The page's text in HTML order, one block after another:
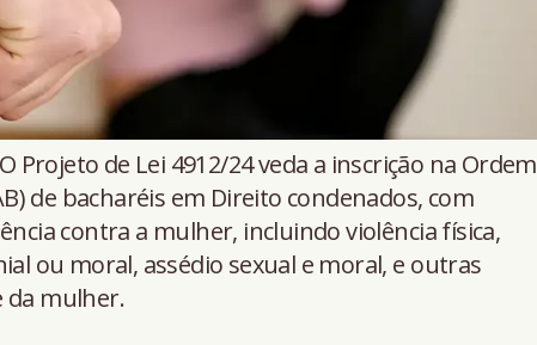
Projeto de Lei 4912/24 veda a inscrição na Ordem
de bacharéis em Direito condenados, com
contra a mulher, incluindo violência física,
ou moral, assédio sexual e moral, e outras
da mulher.